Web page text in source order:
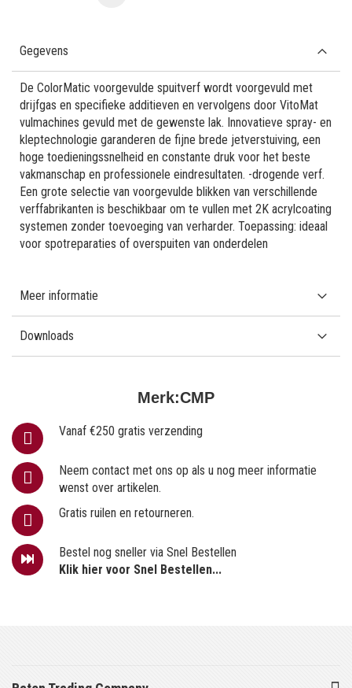
Merk:CMP
Vanaf €250 gratis verzending
Neem contact met ons op als u nog meer informatie
wenst over artikelen.
Gratis ruilen en retourneren.
Bestel nog sneller via Snel Bestellen
Klik hier voor Snel Bestellen...
Gegevens
De ColorMatic voorgevulde spuitverf wordt voorgevuld met
drijfgas en specifieke additieven en vervolgens door VitoMat
vulmachines gevuld met de gewenste lak. Innovatieve spray- en
kleptechnologie garanderen de fijne brede jetverstuiving, een
hoge toedieningssnelheid en constante druk voor het beste
vakmanschap en professionele eindresultaten. -drogende verf.
Een grote selectie van voorgevulde blikken van verschillende
verffabrikanten is beschikbaar om te vullen met 2K acrylcoating
systemen zonder toevoeging van verharder. Toepassing: ideaal
voor spotreparaties of overspuiten van onderdelen
Meer informatie
Downloads